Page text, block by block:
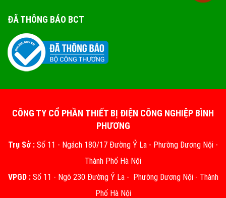
ĐÃ THÔNG BÁO BCT
CÔNG TY CỔ PHẦN THIẾT BỊ ĐIỆN CÔNG NGHIỆP BÌNH
PHƯƠNG
Trụ Sở : Số 11 - Ngách 180/17 Đường Ỷ La - Phường Dương Nội -
Thành Phố Hà Nội
VPGD :Số 11 - Ngõ 230 Đường Ỷ La - Phường Dương Nội - Thành
Phố Hà Nội